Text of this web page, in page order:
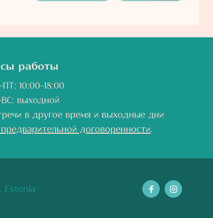
работы
10:00-18:00
выходной
в другое время и выходные дни
договоренности.
Estonia